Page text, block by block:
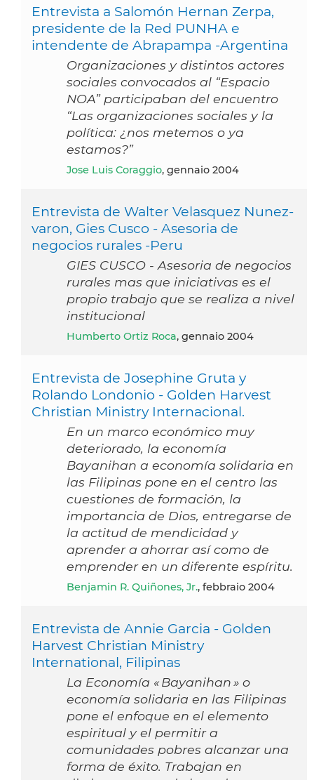
Entrevista a Salomón Hernan Zerpa,
presidente de la Red PUNHA e
intendente de Abrapampa -Argentina
Organizaciones y distintos actores
sociales convocados al “Espacio
NOA” participaban del encuentro
“Las organizaciones sociales y la
política: ¿nos metemos o ya
estamos?”
Jose Luis Coraggio, gennaio 2004
Entrevista de Walter Velasquez Nunez-
varon, Gies Cusco - Asesoria de
negocios rurales -Peru
GIES CUSCO - Asesoria de negocios
rurales mas que iniciativas es el
propio trabajo que se realiza a nivel
institucional
Humberto Ortiz Roca, gennaio 2004
Entrevista de Josephine Gruta y
Rolando Londonio - Golden Harvest
Christian Ministry Internacional.
En un marco económico muy
deteriorado, la economía
Bayanihan a economía solidaria en
las Filipinas pone en el centro las
cuestiones de formación, la
importancia de Dios, entregarse de
la actitud de mendicidad y
aprender a ahorrar así como de
emprender en un diferente espíritu.
Benjamin R. Quiñones, Jr., febbraio 2004
Entrevista de Annie Garcia - Golden
Harvest Christian Ministry
International, Filipinas
La Economía « Bayanihan » o
economía solidaria en las Filipinas
pone el enfoque en el elemento
espiritual y el permitir a
comunidades pobres alcanzar una
forma de éxito. Trabajan en